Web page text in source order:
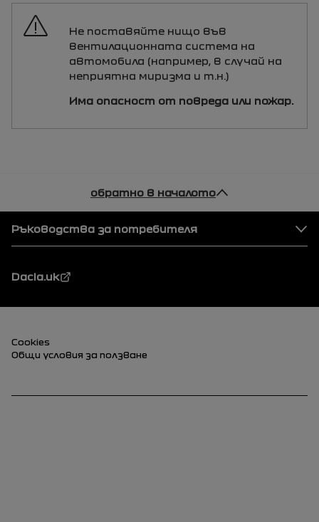
Не поставяйте нищо във
вентилационната система на
автомобила (например, в случай на
неприятна миризма и т.н.)
Има опасност от повреда или пожар.
обратно в началото
Футер
Ръководства за потребителя
Dacia.uk
Футер (долен)
Cookies
Общи условия за ползване